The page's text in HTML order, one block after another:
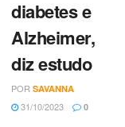
diabetes e
Alzheimer,
diz estudo
POR SAVANNA
31/10/2023 0